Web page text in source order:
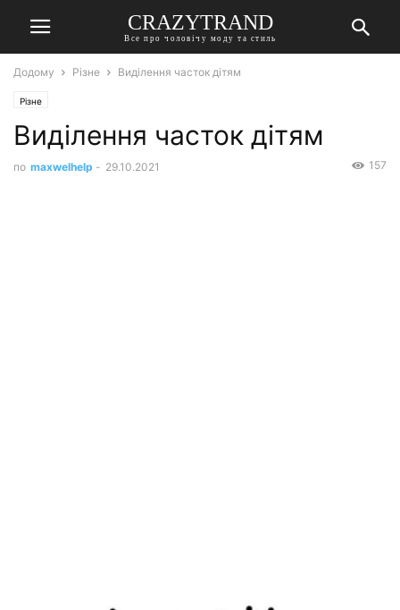
CRAZYTRAND
Все про чоловічу моду та стиль
Додому Різне Виділення часток дітям
Різне
Виділення часток дітям
по maxwelhelp - 29.10.2021 157